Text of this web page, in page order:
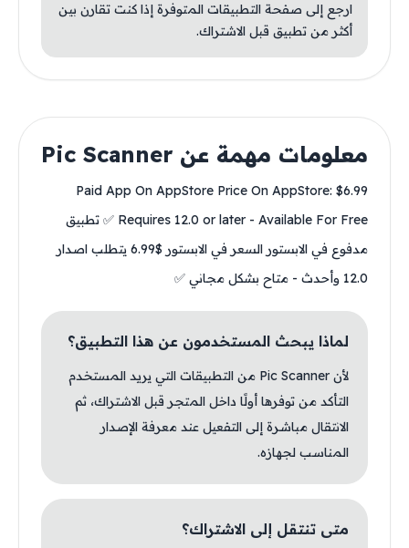
ارجع إلى صفحة التطبيقات المتوفرة إذا كنت تقارن بين
أكثر من تطبيق قبل الاشتراك.
معلومات مهمة عن Pic Scanner
Paid App On AppStore Price On AppStore: $6.99
Requires 12.0 or later - Available For Free ✅ تطبيق
مدفوع في الابستور السعر في الابستور $6.99 يتطلب اصدار
12.0 وأحدث - متاح بشكل مجاني ✅
لماذا يبحث المستخدمون عن هذا التطبيق؟
لأن Pic Scanner من التطبيقات التي يريد المستخدم
التأكد من توفرها أولًا داخل المتجر قبل الاشتراك، ثم
الانتقال مباشرة إلى التفعيل عند معرفة الإصدار
المناسب لجهازه.
متى تنتقل إلى الاشتراك؟